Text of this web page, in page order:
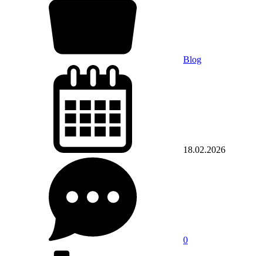
Blog
18.02.2026
0